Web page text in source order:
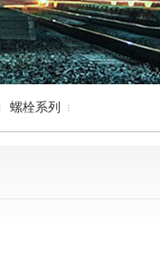
螺栓系列